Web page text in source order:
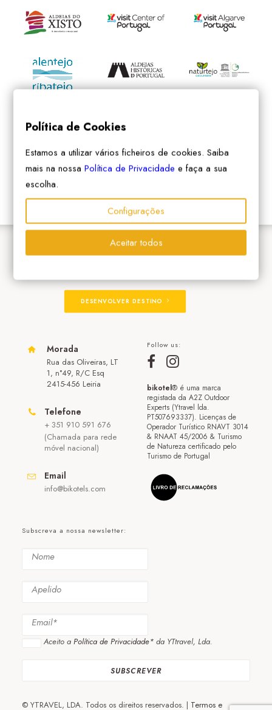
DESENVOLVER DESTINO
Morada
Rua das Oliveiras, LT
1, n°49, R/C Esq
2415-456 Leiria
Telefone
+ 351 910 591 676
(Chamada para rede
móvel nacional)
Email
info@bikotels.com
Follow us:
bikotel® é uma marca
registada da A2Z Outdoor
Experts (Ytravel lda.
PT507693337). Licenças de
Operador Turístico RNAVT 3014
& RNAAT 45/2006 & Turismo
de Natureza certificado pelo
Turismo de Portugal
Subscreva a nossa newsletter:
Aceito a Política de Privacidade* da YTtravel, Lda.
© YTRAVEL, LDA. Todos os direitos reservados. | Termos e
Política de Cookies
Estamos a utilizar vários ficheiros de cookies. Saiba
mais na nossaPolítica de Privacidade e faça a sua
escolha.
Configurações
Aceitar todos